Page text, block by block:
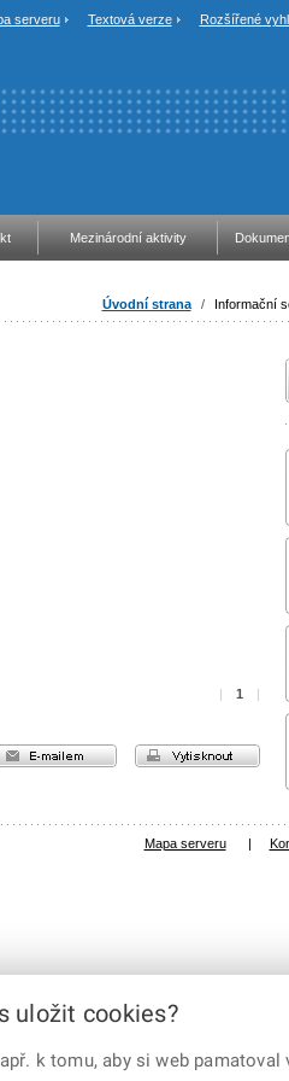
serveru Textová verze Rozšířené
Mezinárodní aktivity
Úvodní strana / Informační
| 1 |
vytisknout
e-mailem
Mapa serveru |
uložit cookies?
k tomu, aby si web